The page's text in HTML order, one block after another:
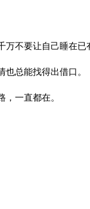
不要让自己睡在已
总能找得出借口。
一直都在。